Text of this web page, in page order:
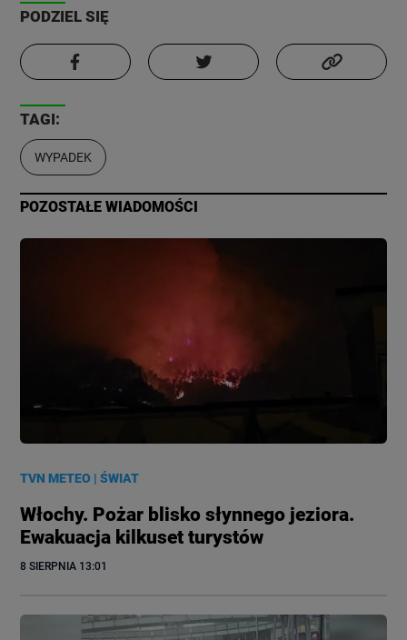
PODZIEL SIĘ
TAGI:
WYPADEK
POZOSTAŁE WIADOMOŚCI
TVN METEO |ŚWIAT
Włochy. Pożar blisko słynnego jeziora.
Ewakuacja kilkuset turystów
8 SIERPNIA 13:01